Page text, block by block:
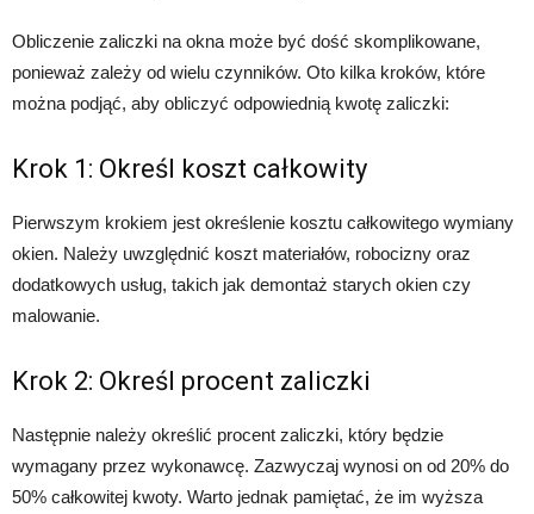
Obliczenie zaliczki na okna może być dość skomplikowane,
ponieważ zależy od wielu czynników. Oto kilka kroków, które
można podjąć, aby obliczyć odpowiednią kwotę zaliczki:
Krok 1: Określ koszt całkowity
Pierwszym krokiem jest określenie kosztu całkowitego wymiany
okien. Należy uwzględnić koszt materiałów, robocizny oraz
dodatkowych usług, takich jak demontaż starych okien czy
malowanie.
Krok 2: Określ procent zaliczki
Następnie należy określić procent zaliczki, który będzie
wymagany przez wykonawcę. Zazwyczaj wynosi on od 20% do
50% całkowitej kwoty. Warto jednak pamiętać, że im wyższa